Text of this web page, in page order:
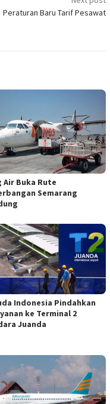
Peraturan Baru Tarif Pesawat
Air Buka Rute
Semarang
Indonesia Pindahkan
ke Terminal 2
Juanda